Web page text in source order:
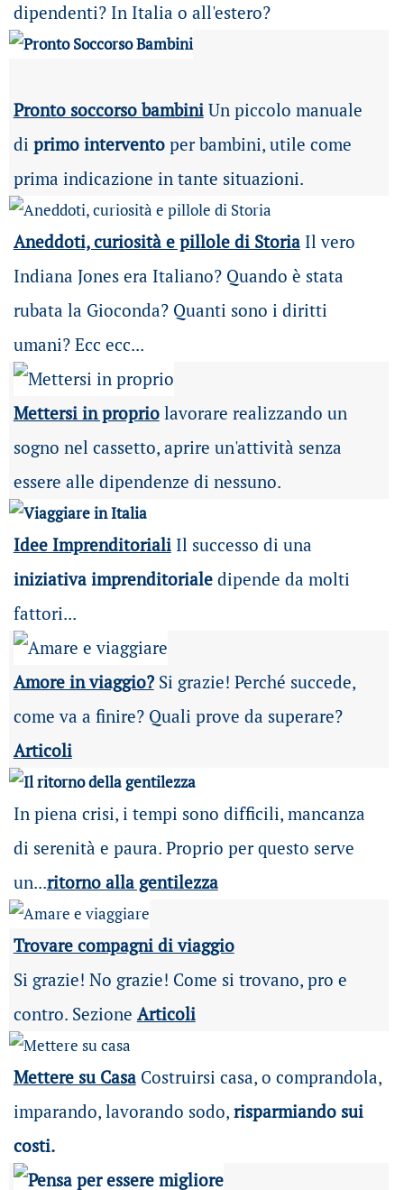
dipendenti? In Italia o all'estero?
Pronto soccorso bambiniUn piccolo manuale
di primo interventoper bambini, utile come
prima indicazione in tante situazioni.
Aneddoti, curiosità e pillole di Storia Il vero
Indiana Jones era Italiano? Quando è stata
rubata la Gioconda? Quanti sono i diritti
umani? Ecc ecc...
Mettersi in propriolavorare realizzando un
sogno nel cassetto, aprire un'attività senza
essere alle dipendenze di nessuno.
Idee ImprenditorialiIl successo di una
iniziativa imprenditorialedipende da molti
fattori...
Amore in viaggio?Si grazie! Perché succede,
come va a finire? Quali prove da superare?
Articoli
In piena crisi, i tempi sono difficili, mancanza
di serenità e paura. Proprio per questo serve
un...ritorno alla gentilezza
Trovare compagni di viaggio
Si grazie! No grazie! Come si trovano, pro e
contro. Sezione Articoli
Mettere su Casa Costruirsi casa, o comprandola,
imparando, lavorando sodo, risparmiando sui
costi.